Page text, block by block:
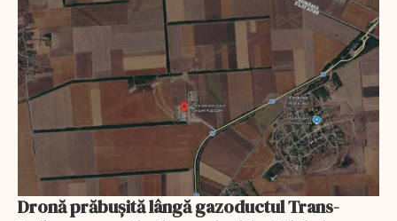
Dronă prăbușită lângă gazoductul Trans-